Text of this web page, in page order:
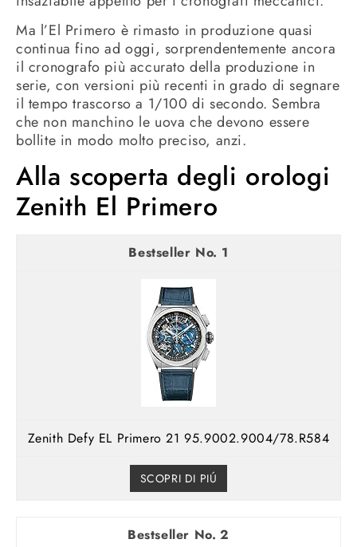
Ma l’El Primero è rimasto in produzione quasi
continua fino ad oggi, sorprendentemente ancora
il cronografo più accurato della produzione in
serie, con versioni più recenti in grado di segnare
il tempo trascorso a 1/100 di secondo. Sembra
che non manchino le uova che devono essere
bollite in modo molto preciso, anzi.
Alla scoperta degli orologi
Zenith El Primero
1
Zenith Defy EL Primero 21 95.9002.9004/78.R584
SCOPRI DI PIÚ
2